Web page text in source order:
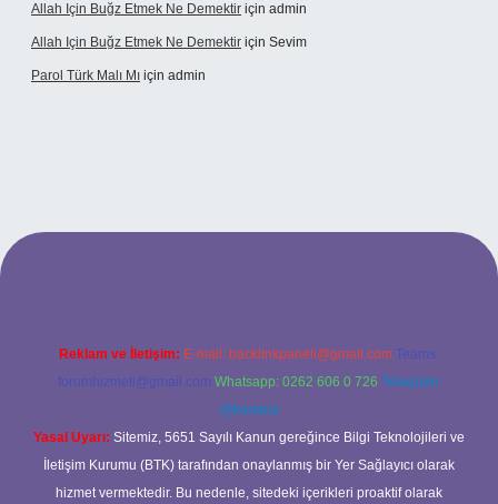
Allah Için Buğz Etmek Ne Demektir için admin
Allah Için Buğz Etmek Ne Demektir için Sevim
Parol Türk Malı Mı için admin
Reklam ve İletişim: E-mail: backlinkpaneli@gmail.com Teams:
forumhizmeti@gmail.com Whatsapp: 0262 606 0 726 Telegram:
@karabul
Yasal Uyarı: Sitemiz, 5651 Sayılı Kanun gereğince Bilgi Teknolojileri ve
İletişim Kurumu (BTK) tarafından onaylanmış bir Yer Sağlayıcı olarak
hizmet vermektedir. Bu nedenle, sitedeki içerikleri proaktif olarak